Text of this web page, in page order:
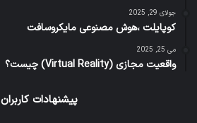
جولای 29, 2025
کوپایلت ،هوش مصنوعی مایکروسافت
می 25, 2025
واقعیت مجازی (Virtual Reality) چیست؟
پیشنهادات کاربران